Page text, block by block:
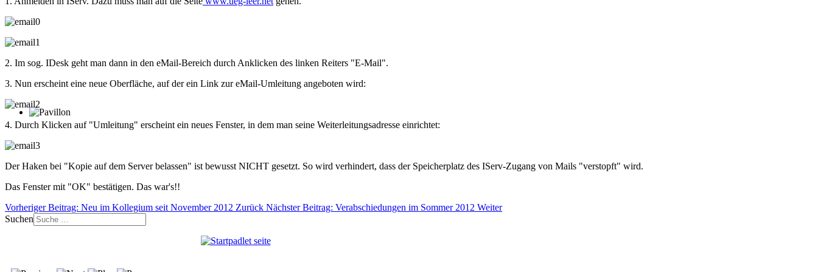
2. Im sog. IDesk geht man dann in den eMail-Bereich durch Anklicken des linken Reiters "E-Mail".
3. Nun erscheint eine neue Oberfläche, auf der ein Link zur eMail-Umleitung angeboten wird:
4. Durch Klicken auf "Umleitung" erscheint ein neues Fenster, in dem man seine Weiterleitungsadresse einrichtet:
Der Haken bei "Kopie auf dem Server belassen" ist bewusst NICHT gesetzt. So wird verhindert, dass der Speicherplatz des IServ-Zugang von Mails "verstopft" wird.
Das Fenster mit "OK" bestätigen. Das war's!!
Vorheriger Beitrag: Neu im Kollegium seit November 2012 Zurück Nächster Beitrag: Verabschiedungen im Sommer 2012 Weiter
Suchen